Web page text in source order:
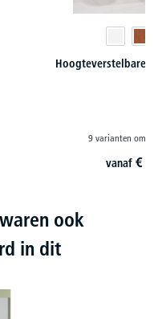
Hoogteverstelbare
9 varianten om
vanaf €
ook
in dit